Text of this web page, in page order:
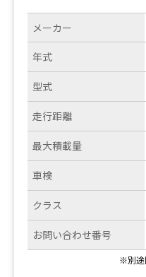
メーカー
年式
型式
走行距離
最大積載量
車検
クラス
お問い合わせ番号
※別途